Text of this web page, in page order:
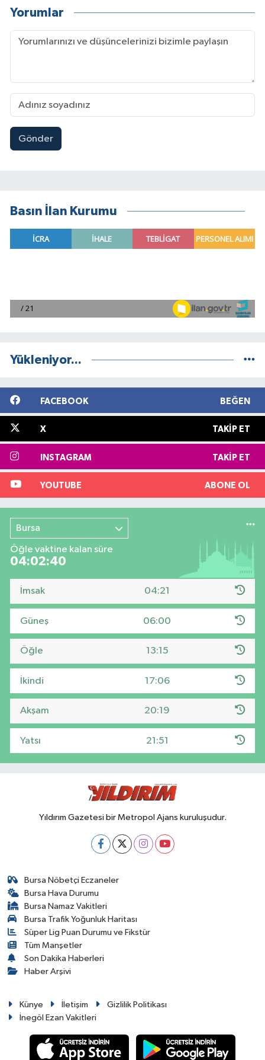
Yorumlar
Gönder
Basın İlan Kurumu
Yükleniyor...
FACEBOOK BEĞEN
X TAKIP ET
INSTAGRAM TAKIP ET
YOUTUBE ABONE OL
Bursa
Öğle vaktine kalan süre
04:02:39
İmsak 04:21
Güneş 06:00
Öğle 13:15
İkindi 17:06
Akşam 20:19
Yatsı 21:51
Yıldırım Gazetesi bir Metropol Ajans kuruluşudur.
Bursa Nöbetçi Eczaneler
Bursa Hava Durumu
Bursa Namaz Vakitleri
Bursa Trafik Yoğunluk Haritası
Süper Lig Puan Durumu ve Fikstür
Tüm Manşetler
Son Dakika Haberleri
Haber Arşivi
Künye İletişim
Gizlilik Politikası
İnegöl Ezan Vakitleri